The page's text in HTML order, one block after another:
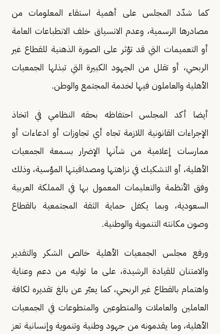
كما شدّد المجلس على أهمية استقاء المعلومات من
مصادرها الرسمية، وعدم الانسياق خلف الانطباعات العامة
أو التعميمات التي قد تؤثر على الصورة الذهنية للقطاع غير
الربحي، أو تقلل من الجهود الكبيرة التي تبذلها الجمعيات
الأهلية والعاملون فيها لخدمة المجتمع والوطن.
أيضا أكد المجلس احتفاظه بحقه النظامي في اتخاذ
الإجراءات القانونية اللازمة تجاه أي تجاوزات أو ادعاءات أو
ممارسات إعلامية من شأنها الإضرار بسمعة الجمعيات
الأهلية، أو التشكيك في نزاهتها ومصداقيتها المؤسية، وذلك
وفق الأنظمة والتعليمات المعمول بها في المملكة العربية
السعودية، وبما يكفل حماية الثقة المجتمعية بالقطاع
وصون مكانته التنموية والوطنية.
ورفع مجلس الجمعيات الأهلية خالص الشكر والتقدير
والامتنان للقيادة الرشيدة، على ما توليه من دعم وعناية
واهتمام بالقطاع غير الربحي، كما يعبّر عن بالغ تقديره لكافة
العاملين والعاملات والمتطوعين والمتطوعات في الجمعيات
الأهلية، وما يقدمونه من جهود وطنية وتنموية وإنسانية تعز